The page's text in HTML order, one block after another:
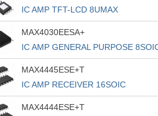
IC AMP TFT-LCD 8UMAX
MAX4030EESA+
IC AMP GENERAL PURPOSE
MAX4445ESE+T
IC AMP RECEIVER 16SOIC
MAX4444ESE+T